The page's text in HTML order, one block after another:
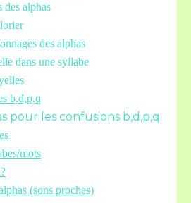
des alphas
des alphas
dans une syllabe
b,d,p,q
pour les confusions b,d,p,q
mots
(sons proches)